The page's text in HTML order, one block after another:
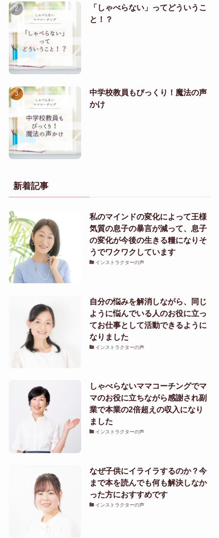
「しゃべらない」ってどういうこ
と！？
中学校教員もびっくり！魔法の声
かけ
新着記事
私のマインドの変化によって王様
気質の息子の暴言が減って、息子
の変化が今後の生きる糧になりそ
うでワクワクしています
インストラクターの声
自分の悩みを解消しながら、同じ
ように悩んでいる人のお役に立っ
てお仕事として活動できるように
なりました
インストラクターの声
しゃべらないママコーチングでマ
マのお役に立ちながら感謝され副
業で本業の2倍超えの収入になり
ました
インストラクターの声
なぜ子供にイライラするのか？今
まで本を読んでも何も解決しなか
った方におすすめです
インストラクターの声